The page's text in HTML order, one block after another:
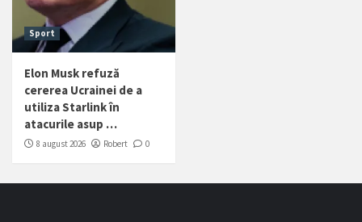
Sport
Elon Musk refuză
cererea Ucrainei de a
utiliza Starlink în
atacurile asup …
8 august 2026 Robert 0